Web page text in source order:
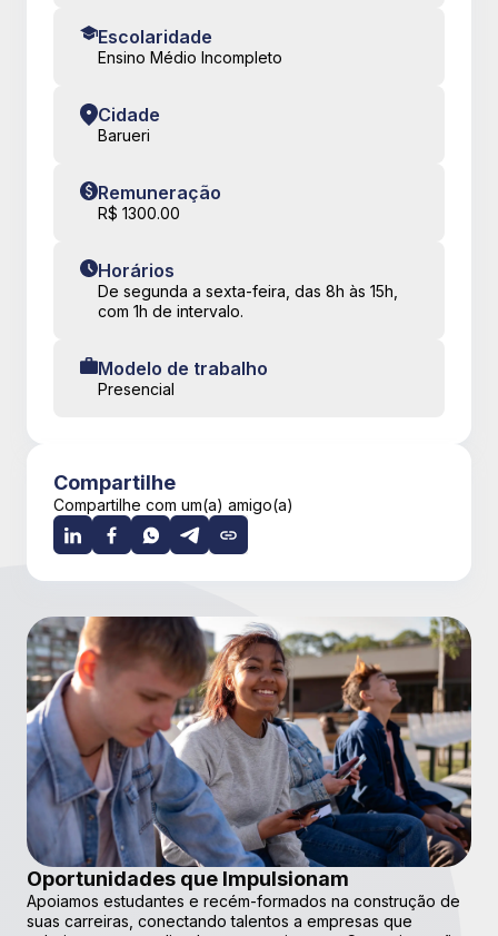
Escolaridade
Ensino Médio Incompleto
Cidade
Barueri
Remuneração
R$ 1300.00
Horários
De segunda a sexta-feira, das 8h às 15h,
com 1h de intervalo.
Modelo de trabalho
Presencial
Compartilhe
Compartilhe com um(a) amigo(a)
Oportunidades que Impulsionam
Apoiamos estudantes e recém-formados na construção de
suas carreiras, conectando talentos a empresas que